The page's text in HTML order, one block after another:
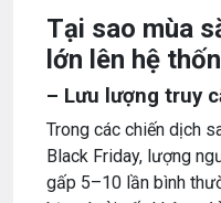
Tại sao mùa
lớn lên hệ
– Lưu lượng truy
Trong các chiến dịch
Black Friday, lượng
gấp 5–10 lần bình